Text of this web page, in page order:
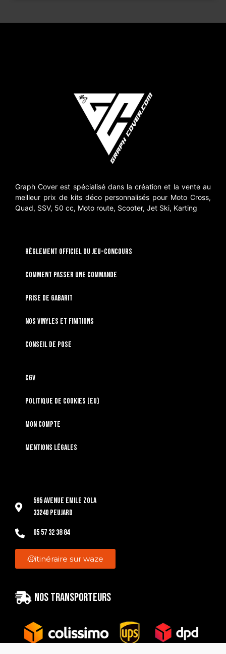
Graph Cover est spécialisé dans la création et la vente au
meilleur prix de kits déco personnalisés pour Moto Cross,
Quad, SSV, 50 cc, Moto route, Scooter, Jet Ski, Karting
RÈGLEMENT OFFICIEL DU JEU-CONCOURS
Comment passer une commande
Prise de gabarit
Nos vinyles et finitions
Conseil de pose
CGV
Politique de cookies (EU)
Mon compte
Mentions légales
595 Avenue Emile Zola
33240 Peujard
05 57 32 38 84
itinéraire sur waze
Nos transporteurs